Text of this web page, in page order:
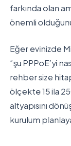
farkında olan
önemli
Eğer evinizde
“şu PPPoE’yi
rehber size
ölçekte 15 ila
altyapısını
kurulum